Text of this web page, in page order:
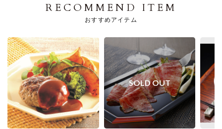
RECOMMEND ITEM
おすすめアイテム